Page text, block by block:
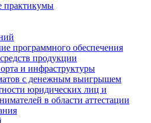
практикумы
программного обеспечения
продукции
и инфраструктуры
с денежным выигрышем
юридических лиц и
в области аттестации